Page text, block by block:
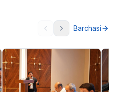
Barchasi